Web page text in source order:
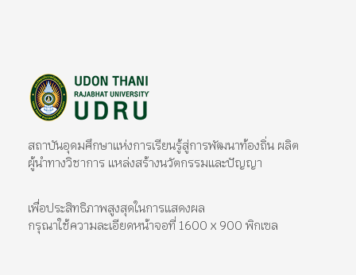
สถาบันอุดมศึกษาแห่งการเรียนรู้สู่การพัฒนาท้องถิ่น ผลิต
ผู้นำทางวิชาการ แหล่งสร้างนวัตกรรมและปัญญา
เพื่อประสิทธิภาพสูงสุดในการแสดงผล
กรุณาใช้ความละเอียดหน้าจอที่ 1600 x 900 พิกเซล